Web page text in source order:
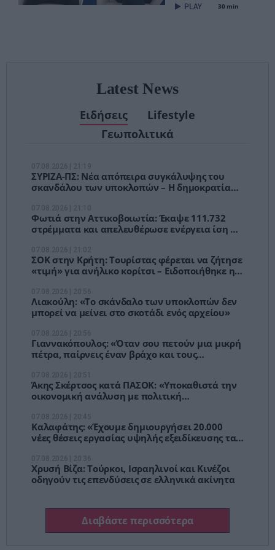
– Τέλος στις
30 min
Latest News
Ειδήσεις
Lifestyle
Γεωπολιτικά
ΣΥΡΙΖΑ-ΠΣ: Νέα απόπειρα συγκάλυψης του
σκανδάλου των υποκλοπών – Η δημοκρατία
Φωτιά στην Αττικοβοιωτία: Έκαψε 111.732
στρέμματα και απελευθέρωσε ενέργεια ίση με
ΣΟΚ στην Κρήτη: Τουρίστας φέρεται να ζήτησε
«τιμή» για ανήλικο κορίτσι – Ειδοποιήθηκε η
Λιακούλη: «Το σκάνδαλο των υποκλοπών δεν
μπορεί να μείνει στο σκοτάδι ενός αρχείου»
Γιαννακόπουλος: «Όταν σου πετούν μια μικρή
πέτρα, παίρνεις έναν βράχο και τους
Άκης Σκέρτσος κατά ΠΑΣΟΚ: «Υποκαθιστά την
οικονομική ανάλυση με πολιτική
Καλαφάτης: «Έχουμε δημιουργήσει 20.000
νέες θέσεις εργασίας υψηλής εξειδίκευσης τα
Χρυσή Βίζα: Τούρκοι, Ισραηλινοί και Κινέζοι
οδηγούν τις επενδύσεις σε ελληνικά ακίνητα
Διαβάστε περισσότερα